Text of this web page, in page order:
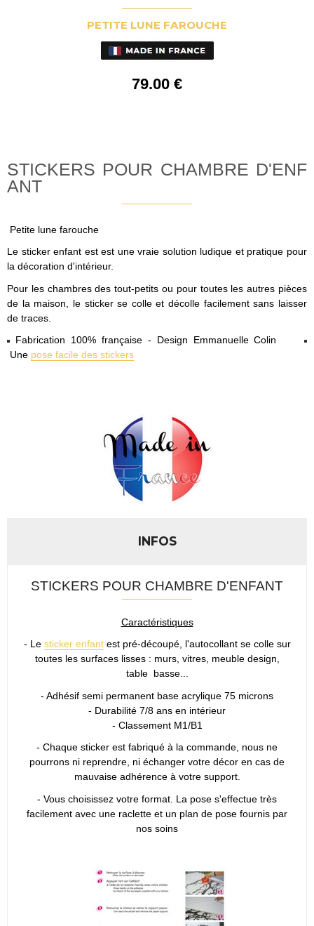
PETITE LUNE FAROUCHE
79.00 €
STICKERS POUR CHAMBRE D'ENF
ANT
Petite lune farouche
Le sticker enfant est est une vraie solution ludique et pratique pour
la décoration d'intérieur.
Pour les chambres des tout-petits ou pour toutes les autres pièces
de la maison, le sticker se colle et décolle facilement sans laisser
de traces.
Fabrication 100% française - Design Emmanuelle Colin
Une pose facile des stickers
INFOS
STICKERS POUR CHAMBRE D'ENFANT
Caractéristiques
- Le sticker enfantest pré-découpé, l'autocollant se colle sur
toutes les surfaces lisses : murs, vitres, meuble design,
table basse...
- Adhésif semi permanent base acrylique 75 microns
- Durabilité 7/8 ans en intérieur
- Classement M1/B1
- Chaque sticker est fabriqué à la commande, nous ne
pourrons ni reprendre, ni échanger votre décor en cas de
mauvaise adhérence à votre support.
- Vous choisissez votre format. La pose s'effectue très
facilement avec une raclette et un plan de pose fournis par
nos soins